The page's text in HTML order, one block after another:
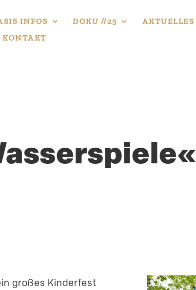
INFOS DOKU //25
AKTUELLES
KONTAKT
großes Kinderfest